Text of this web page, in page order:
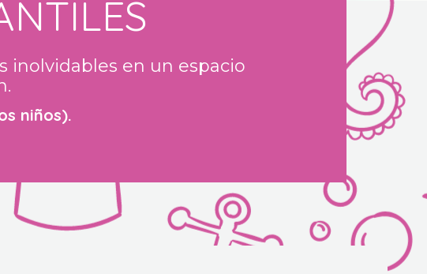
inolvidables en un espacio
niños).